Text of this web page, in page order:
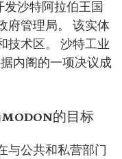
发沙特阿拉伯王国
府管理局。 该实体
技术区。 沙特工业
内阁的一项决议成
的目标
与公共和私营部门